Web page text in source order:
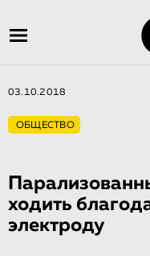
03.10.2018
ОБЩЕСТВО
ходить
электроду